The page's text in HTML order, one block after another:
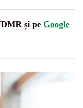
și pe Google